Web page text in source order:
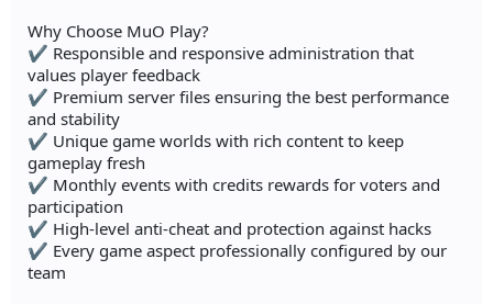
Why Choose MuO Play?
✔ Responsible and responsive administration that
values player feedback
✔ Premium server files ensuring the best performance
and stability
✔ Unique game worlds with rich content to keep
gameplay fresh
✔ Monthly events with credits rewards for voters and
participation
✔ High-level anti-cheat and protection against hacks
✔ Every game aspect professionally configured by our
team